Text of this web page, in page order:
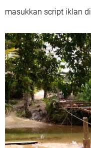
masukkan script iklan